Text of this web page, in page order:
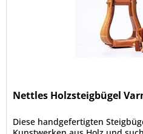
Nettles Holzsteigbügel
Diese handgefertigten